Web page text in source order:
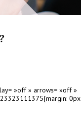
»off » arrows= »off »
0px